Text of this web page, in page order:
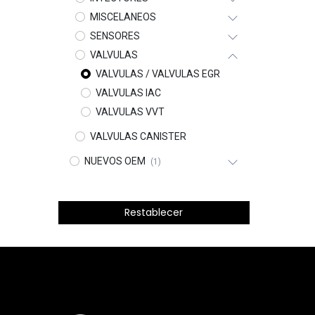
MISCELANEOS
SENSORES
VALVULAS
VALVULAS / VALVULAS EGR
VALVULAS IAC
VALVULAS VVT
VALVULAS CANISTER
NUEVOS OEM (1)
Restablecer